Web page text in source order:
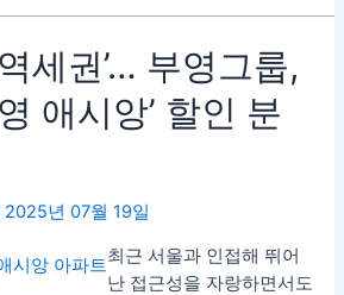
세권’… 부영그룹,
애시앙’ 할인 분
2025년 07월 19일
최근 서울과 인접해 뛰어
난 접근성을 자랑하면서도